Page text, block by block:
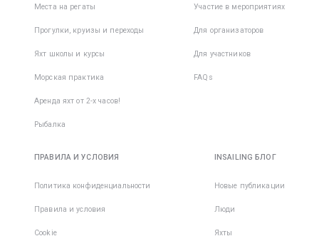
Места на регаты
Прогулки, круизы и переходы
Яхт школы и курсы
Морская практика
Аренда яхт от 2-х часов!
Рыбалка
Участие в мероприятиях
Для организаторов
Для участников
FAQs
ПРАВИЛА И УСЛОВИЯ
Политика конфиденциальности
Правила и условия
Cookie
INSAILING БЛОГ
Новые публикации
Люди
Яхты